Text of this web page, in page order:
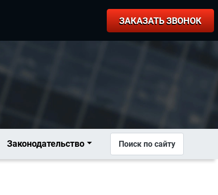
ЗАКАЗАТЬ ЗВОНОК
Законодательство Поиск по сайту